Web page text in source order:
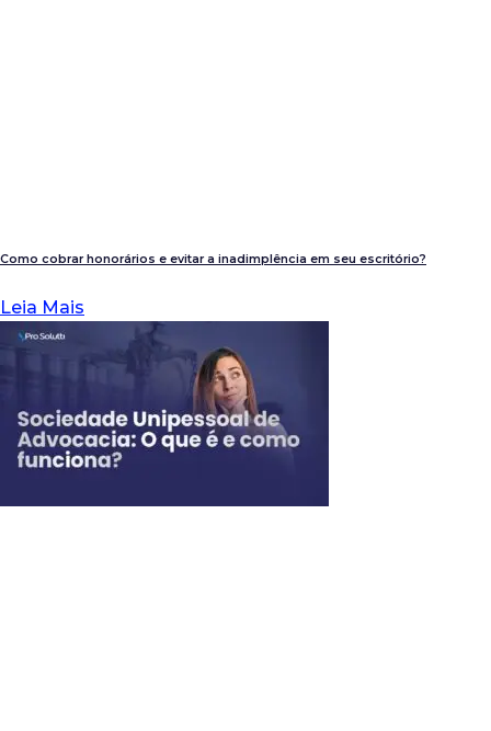
Como cobrar honorários e evitar a inadimplência em seu escritório?
Leia Mais